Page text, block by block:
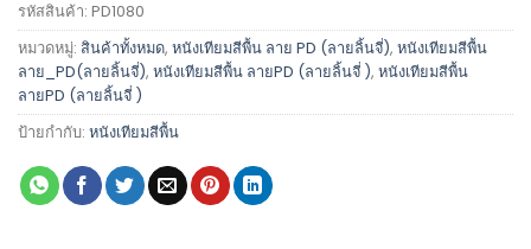
รหัสสินค้า: PD1080
หมวดหมู่: สินค้าทั้งหมด, หนังเทียมสีพื้น ลาย PD (ลายลิ้นจี่), หนังเทียมสีพื้น
ลาย_PD(ลายลิ้นจี่), หนังเทียมสีพื้น ลายPD (ลายลิ้นจี่ ), หนังเทียมสีพื้น
ลายPD (ลายลิ้นจี่ )
ป้ายกำกับ: หนังเทียมสีพื้น